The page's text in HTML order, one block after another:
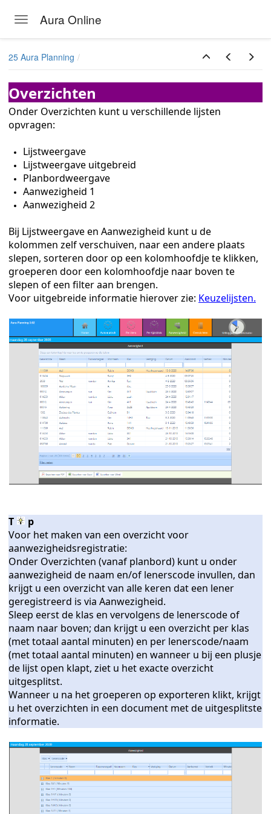
Toggle navigation
Aura Online
klassen
25 Aura Planning
Overzichten
Onder Overzichten kunt u verschillende lijsten
opvragen:
Lijstweergave
Lijstweergave uitgebreid
Planbordweergave
Aanwezigheid 1
Aanwezigheid 2
Bij Lijstweergave en Aanwezigheid kunt u de
kolommen zelf verschuiven, naar een andere plaats
slepen, sorteren door op een kolomhoofdje te klikken,
groeperen door een kolomhoofdje naar boven te
slepen of een filter aan brengen.
Voor uitgebreide informatie hierover zie: Keuzelijsten.
T
p
Voor het maken van een overzicht voor
aanwezigheidsregistratie:
Onder Overzichten (vanaf planbord) kunt u onder
aanwezigheid de naam en/of lenerscode invullen, dan
krijgt u een overzicht van alle keren dat een lener
geregistreerd is via Aanwezigheid.
Sleep eerst de klas en vervolgens de lenerscode of
naam naar boven; dan krijgt u een overzicht per klas
(met totaal aantal minuten) en per lenerscode/naam
(met totaal aantal minuten) en wanneer u bij een plusje
de lijst open klapt, ziet u het exacte overzicht
uitgesplitst.
Wanneer u na het groeperen op exporteren klikt, krijgt
u het overzichten in een document met de uitgesplitste
informatie.